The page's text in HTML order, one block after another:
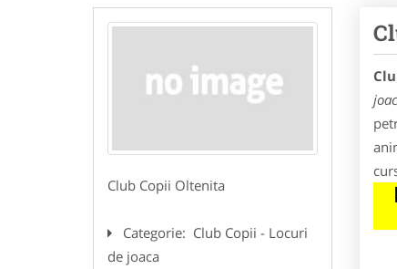
Club Copii Oltenita
Categorie: Club Copii - Locuri
de joaca